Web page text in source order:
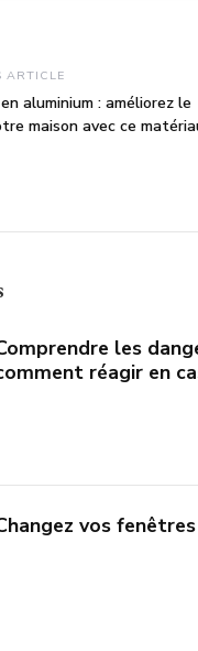
ARTICLE
aluminium : améliorez le
maison avec ce
les
réagir en
vos